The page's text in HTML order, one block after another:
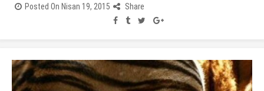
Posted On Nisan 19, 2015 Share